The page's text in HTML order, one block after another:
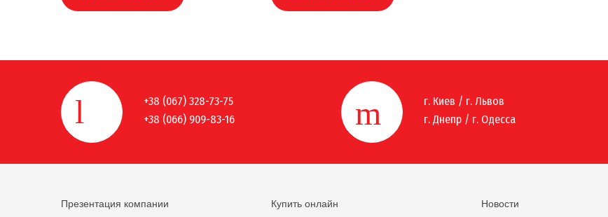
+38 (067) 328-73-75
+38 (066) 909-83-16
г. Киев / г. Львов
г. Днепр / г. Одесса
Презентация компании Купить онлайн Новости